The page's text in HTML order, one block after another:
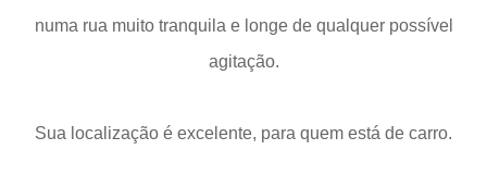
numa rua muito tranquila e longe de qualquer possível
agitação.
Sua localização é excelente, para quem está de carro.